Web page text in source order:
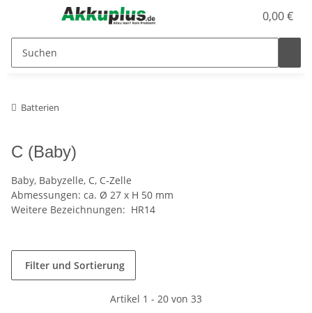
0,00 €
Batterien
C (Baby)
Baby, Babyzelle, C, C-Zelle
Abmessungen: ca. Ø 27 x H 50 mm
Weitere Bezeichnungen: HR14
Filter und Sortierung
Artikel 1 - 20 von 33